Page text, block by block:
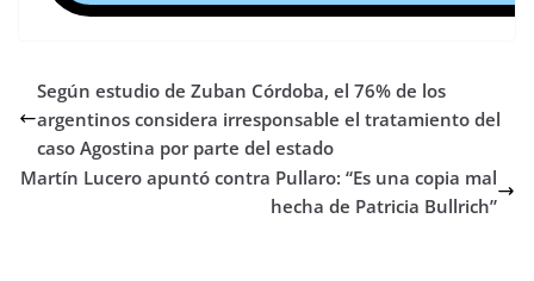
Según estudio de Zuban Córdoba, el 76% de los
argentinos considera irresponsable el tratamiento del
caso Agostina por parte del estado
Martín Lucero apuntó contra Pullaro: “Es una copia mal
hecha de Patricia Bullrich”